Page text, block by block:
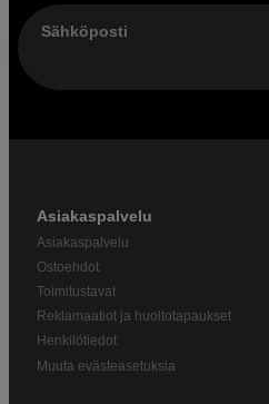
Sähköposti
Asiakaspalvelu
Asiakaspalvelu
Ostoehdot
Toimitustavat
Reklamaatiot ja huoltotapaukset
Henkilötiedot
Muuta evästeasetuksia